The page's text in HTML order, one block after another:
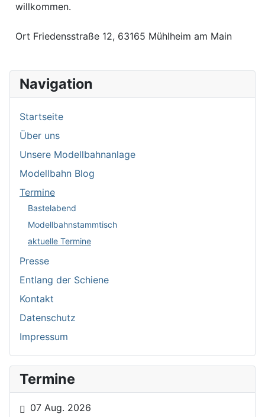
willkommen.
Ort Friedensstraße 12, 63165 Mühlheim am Main
Navigation
Startseite
Über uns
Unsere Modellbahnanlage
Modellbahn Blog
Termine
Bastelabend
Modellbahnstammtisch
aktuelle Termine
Presse
Entlang der Schiene
Kontakt
Datenschutz
Impressum
Termine
07 Aug. 2026